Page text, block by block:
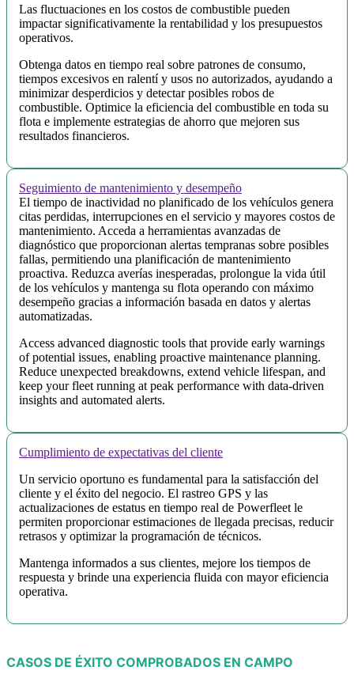
Las fluctuaciones en los costos de combustible pueden
impactar significativamente la rentabilidad y los presupuestos
operativos.
Obtenga datos en tiempo real sobre patrones de consumo,
tiempos excesivos en ralentí y usos no autorizados, ayudando a
minimizar desperdicios y detectar posibles robos de
combustible. Optimice la eficiencia del combustible en toda su
flota e implemente estrategias de ahorro que mejoren sus
resultados financieros.
Seguimiento de mantenimiento y desempeño
El tiempo de inactividad no planificado de los vehículos genera
citas perdidas, interrupciones en el servicio y mayores costos de
mantenimiento. Acceda a herramientas avanzadas de
diagnóstico que proporcionan alertas tempranas sobre posibles
fallas, permitiendo una planificación de mantenimiento
proactiva. Reduzca averías inesperadas, prolongue la vida útil
de los vehículos y mantenga su flota operando con máximo
desempeño gracias a información basada en datos y alertas
automatizadas.
Access advanced diagnostic tools that provide early warnings
of potential issues, enabling proactive maintenance planning.
Reduce unexpected breakdowns, extend vehicle lifespan, and
keep your fleet running at peak performance with data-driven
insights and automated alerts.
Cumplimiento de expectativas del cliente
Un servicio oportuno es fundamental para la satisfacción del
cliente y el éxito del negocio. El rastreo GPS y las
actualizaciones de estatus en tiempo real de Powerfleet le
permiten proporcionar estimaciones de llegada precisas, reducir
retrasos y optimizar la programación de técnicos.
Mantenga informados a sus clientes, mejore los tiempos de
respuesta y brinde una experiencia fluida con mayor eficiencia
operativa.
CASOS DE ÉXITO COMPROBADOS EN CAMPO